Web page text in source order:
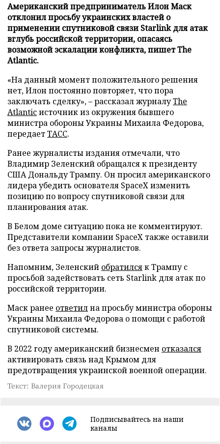
Американский предприниматель Илон Маск
отклонил просьбу украинских властей о
применении спутниковой связи Starlink для атак
вглубь российской территории, опасаясь
возможной эскалации конфликта, пишет The
Atlantic.
«На данный момент положительного решения
нет, Илон постоянно повторяет, что пора
заключать сделку», – рассказал журналуThe
Atlanticисточник из окружения бывшего
министра обороны Украины Михаила Федорова,
передаетТАСС.
Ранее журналисты издания отмечали, что
Владимир Зеленский обращался к президенту
США Дональду Трампу. Он просил американского
лидера убедить основателя SpaceX изменить
позицию по вопросу спутниковой связи для
планирования атак.
В Белом доме ситуацию пока не комментируют.
Представители компании SpaceX также оставили
без ответа запросы журналистов.
Напомним, Зеленский обратилсяк Трампу с
просьбой задействовать сеть Starlink для атак по
российской территории.
Маск ранее ответилна просьбу министра обороны
Украины Михаила Федорова о помощи с работой
спутниковой системы.
В 2022 году американский бизнесмен отказался
активировать связь над Крымом для
предотвращения украинской военной операции.
Текст: Валерия Городецкая
Подписывайтесь на наши
каналы